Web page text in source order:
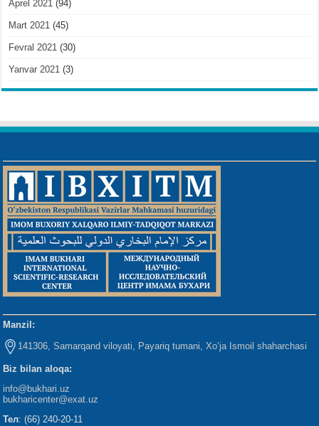
Aprel 2021 (94)
Mart 2021 (45)
Fevral 2021 (30)
Yanvar 2021 (3)
Manzil:
141306, Samarqand viloyati, Payariq tumani, Xo‘ja Ismoil shaharchasi
Biz bilan aloqa:
info@bukhari.uz
bukharicenter@exat.uz
Тел: (66) 240-20-11